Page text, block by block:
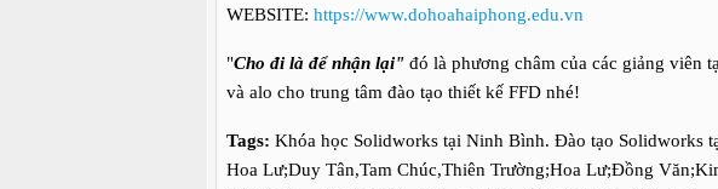
WEBSITE: https://www.dohoahaiphong.edu.vn
"Cho đi là để nhận lại" đó là phương châm của các giảng viên
và alo cho trung tâm đào tạo thiết kế FFD nhé!
Tags: Khóa học Solidworks tại Ninh Bình. Đào tạo Solidworks
Hoa Lư;Duy Tân,Tam Chúc,Thiên Trường;Hoa Lư;Đồng